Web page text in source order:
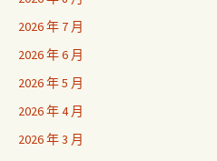
2026 年 7 月
2026 年 6 月
2026 年 5 月
2026 年 4 月
2026 年 3 月